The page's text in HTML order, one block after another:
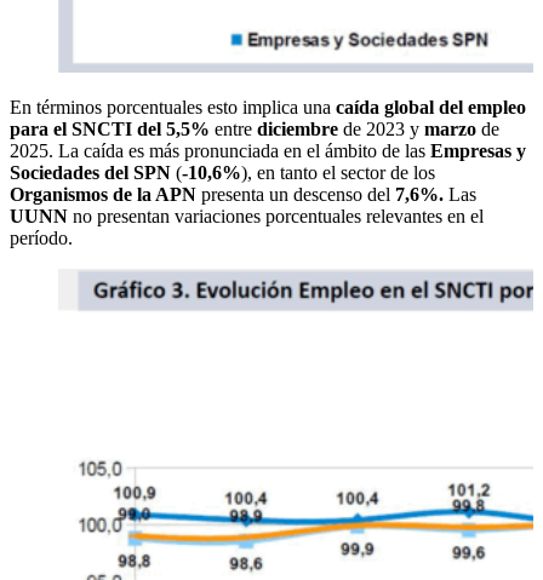
En términos porcentuales esto implica una caída global del empleo
para el SNCTI del 5,5% entre diciembre de 2023 y marzo de
2025. La caída es más pronunciada en el ámbito de las Empresas y
Sociedades del SPN (-10,6%), en tanto el sector de los
Organismos de la APN presenta un descenso del 7,6%. Las
UUNN no presentan variaciones porcentuales relevantes en el
período.